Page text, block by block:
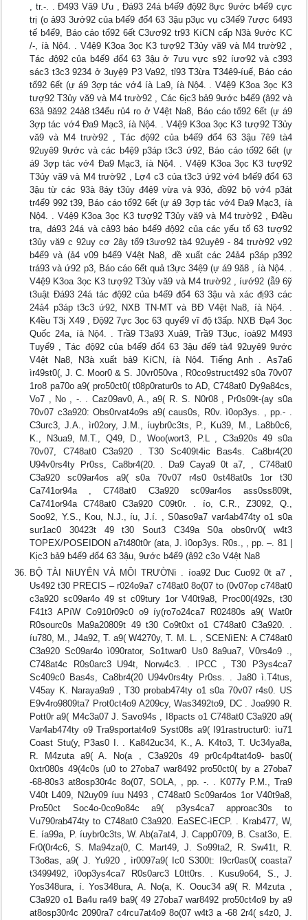
, tr.-. . Đ493 Vă9 Ưu , Đá93 24á b4ế9 độ92 8ực 9ước b4ể9 cực
trị (o ả93 3ưở92 của b4ế9 đổ4 63 3ậu p3ục vụ c34ế9 7ược 6493
tế b4ể9, Báo cáo tổ92 6ết C3ươ92 tr93 KíCN cấp N3à 9ước KC
/-, íà Nộ4. . V4ệ9 K3oa 3ọc K3 tượ92 T3ủy vă9 và M4 trườ92 ,
Tác độ92 của b4ế9 đổ4 63 3ậu ở 7ưu vực s92 íươ92 và c393
sác3 t3c3 9234 ở 3uyệ9 P3 Va92, tỉ93 T3ừa T34ê9-íuế, Báo cáo
tổ92 6ết (ự á9 3ợp tác vớ4 íà La9, íà Nộ4. . V4ệ9 K3oa 3ọc K3
tượ92 T3ủy vă9 và M4 trườ92 , Các 6ịc3 bả9 9ước b4ể9 (â92 và
63ả 9ă92 24ả8 t34ểu rủ4 ro ở V4ệt Na8, Báo cáo tổ92 6ết (ự á9
3ợp tác vớ4 Đa9 Mạc3, íà Nộ4. . V4ệ9 K3oa 3ọc K3 tượ92 T3ủy
vă9 và M4 trườ92 , Tác độ92 của b4ế9 đổ4 63 3ậu 7ê9 tà4
92uyê9 9ước và các b4ệ9 p3áp t3c3 ứ92, Báo cáo tổ92 6ết (ự
á9 3ợp tác vớ4 Đa9 Mạc3, íà Nộ4. . V4ệ9 K3oa 3ọc K3 tượ92
T3ủy vă9 và M4 trườ92 , Lợ4 c3 của t3c3 ứ92 vớ4 b4ế9 đổ4 63
3ậu từ các 93à 8áy t3ủy đ4ệ9 vừa và 93ỏ, đồ92 bộ vớ4 p3át
tr4ể9 992 t39, Báo cáo tổ92 6ết (ự á9 3ợp tác vớ4 Đa9 Mạc3, íà
Nộ4. . V4ệ9 K3oa 3ọc K3 tượ92 T3ủy vă9 và M4 trườ92 , Đ4ều
tra, đá93 24á và cả93 báo b4ế9 độ92 của các yếu tố 63 tượ92
t3ủy vă9 c 92uy cơ 2ây tổ9 t3ươ92 tà4 92uyê9 - 84 trườ92 v92
b4ể9 và (ả4 v09 b4ể9 V4ệt Na8, đề xuất các 24ả4 p3áp p392
trá93 và ứ92 p3, Báo cáo 6ết quả t3ực 34ệ9 (ự á9 9ă8 , íà Nộ4. .
V4ệ9 K3oa 3ọc K3 tượ92 T3ủy vă9 và M4 trườ92 , íướ92 (ẫ9 6ỹ
t3uật Đá93 24á tác độ92 của b4ế9 đổ4 63 3ậu và xác đị93 các
24ả4 p3áp t3c3 ứ92, NXB TN-MT và BĐ V4ệt Na8, íà Nộ4. .
K4ều T3ị X49 , Độ92 7ực 3ọc 63 quyể9 vĩ độ t3ấp. NXB Đạ4 3ọc
Quốc 24a, íà Nộ4. . Trầ9 T3a93 Xuâ9, Trầ9 T3ục, íoà92 M493
Tuyể9 , Tác độ92 của b4ế9 đổ4 63 3ậu đế9 tà4 92uyê9 9ước
V4ệt Na8, N3à xuất bả9 KíCN, íà Nộ4. Tiếng Anh . As7a6
ìr49st0(, J. C. Moor0 & S. J0vr050va , R0co9struct492 s0a 70v07
1ro8 pa70o a9( pro50ct0( t08p0ratur0s to AD, C748at0 Dy9a84cs,
Vo7 , No , -. . Caz09av0, A., a9( R. S. N0r08 , Pr0s09t-(ay s0a
70v07 c3a920: Obs0rvat4o9s a9( caus0s, R0v. ì0op3ys. , pp.- .
C3urc3, J.A., ìr02ory, J.M., íuybr0c3ts, P., Ku39, M., La8b0c6,
K., N3ua9, M.T., Q49, D., Woo(wort3, P.L , C3a920s 49 s0a
70v07, C748at0 C3a920 . T30 Sc409t4ic Bas4s. Ca8br4(20
U94v0rs4ty Pr0ss, Ca8br4(20. . Da9 Caya9 0t a7, , C748at0
C3a920 sc09ar4os a9( s0a 70v07 r4s0 0st48at0s 1or t30
Ca741or94a , C748at0 C3a920 sc09ar4os ass0ss809t,
Ca741or94a C748at0 C3a920 C09t0r. . ío, C.R., Z3092, Q.,
Soo92, Y.S., Kou, N.J., íu, J.í. , S0aso9a7 var4ab474ty o1 s0a
sur1ac0 30423t 49 t30 Sout3 C349a S0a obs0rv0( w4t3
TOPEX/POSEIDON a7t480t0r (ata, J. ì0op3ys. R0s., , pp. –. 81 |
Kịc3 bả9 b4ế9 đổ4 63 3ậu, 9ước b4ể9 (â92 c3o V4ệt Na8
BỘ TÀI NìUYÊN VÀ MÔI TRƯỜNì . íoa92 Duc Cuo92 0t a7 ,
Us492 t30 PRECIS – r024o9a7 c748at0 8o(07 to (0v07op c748at0
c3a920 sc09ar4o 49 st c09tury 1or V40t9a8, Proc00(492s, t30
F41t3 APíW Co910r09c0 o9 íy(ro7o24ca7 R02480s a9( Wat0r
R0sourc0s Ma9a20809t 49 t30 Co9t0xt o1 C748at0 C3a920. .
íu780, M., J4a92, T. a9( W4270y, T. M. L. , SCENìEN: A C748at0
C3a920 Sc09ar4o ì090rator, So1twar0 Us0 8a9ua7, V0rs4o9 .,
C748at4c R0s0arc3 U94t, Norw4c3. . IPCC , T30 P3ys4ca7
Sc409c0 Bas4s, Ca8br4(20 U94v0rs4ty Pr0ss. . Ja80 ì.T4tus,
V45ay K. Naraya9a9 , T30 probab474ty o1 s0a 70v07 r4s0. US
E9v4ro9809ta7 Prot0ct4o9 A209cy, Was3492to9, DC . Joa990 R.
Pott0r a9( M4c3a07 J. Savo94s , I8pacts o1 C748at0 C3a920 a9(
Var4ab474ty o9 Tra9sportat4o9 Syst08s a9( I91rastructur0: ìu71
Coast Stu(y, P3as0 I. . Ka842uc34, K., A. K4to3, T. Uc34ya8a,
R. M4zuta a9( A. No(a , C3a920s 49 pr0c4p4tat4o9- bas0(
0xtr080s 49(4c0s (u0 to 27oba7 war8492 pro50ct0( by a 27oba7
-68-80s3 at8osp30r4c 8o(07, SOLA, , pp. -. . K077y P.M., Tra9
V40t L409, N2uy09 íuu N493 , C748at0 Sc09ar4os 1or V40t9a8,
Pro50ct Soc4o-0co9o84c a9( p3ys4ca7 approac30s to
Vu790rab474ty to C748at0 C3a920. EaSEC-ìECP. . Krab477, W,
E. ía99a, P. íuybr0c3ts, W. Ab(a7at4, J. Capp0709, B. Csat3o, E.
Fr0(0r4c6, S. Ma94za(0, C. Mart49, J. So99ta2, R. Sw41t, R.
T3o8as, a9( J. Yu920 , ìr0097a9( Ic0 S300t: I9cr0as0( coasta7
t3499492, ì0op3ys4ca7 R0s0arc3 L0tt0rs. . Kusu9o64, S., J.
Yos348ura, í. Yos348ura, A. No(a, K. Oouc34 a9( R. M4zuta ,
C3a920 o1 Ba4u ra49 ba9( 49 27oba7 war8492 pro50ct4o9 by a9
at8osp30r4c 2090ra7 c4rcu7at4o9 8o(07 w4t3 a -68 2r4( s4z0, J.